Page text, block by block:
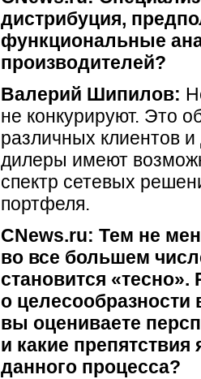
дистрибуция,
функциональные
производителей?
Валерий Шипилов:
не конкурируют. Это
различных клиентов
дилеры имеют
спектр сетевых
портфеля.
CNews.ru: Тем не
во все большем
становится
о
вы оцениваете
и какие
данного процесса?